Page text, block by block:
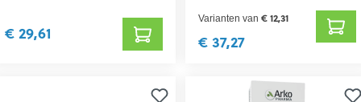
€ 29,61
Varianten van€ 12,31
€ 37,27